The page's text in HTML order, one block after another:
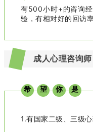
有500小时+的咨询
验，有相对好的回访
成人心理咨询师
希 望 你 是
1.有国家二级、三级心